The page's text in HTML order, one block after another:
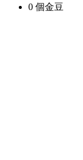
0 個金豆